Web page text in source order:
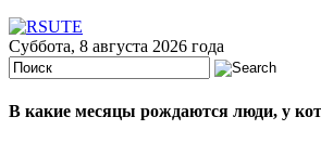
Суббота, 8 августа 2026 года
В какие месяцы рождаются люди, у